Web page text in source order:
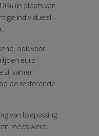
(in plaats van
individueel
ook voor
euro
zij samen
de resterende
van toepassing
reeds werd